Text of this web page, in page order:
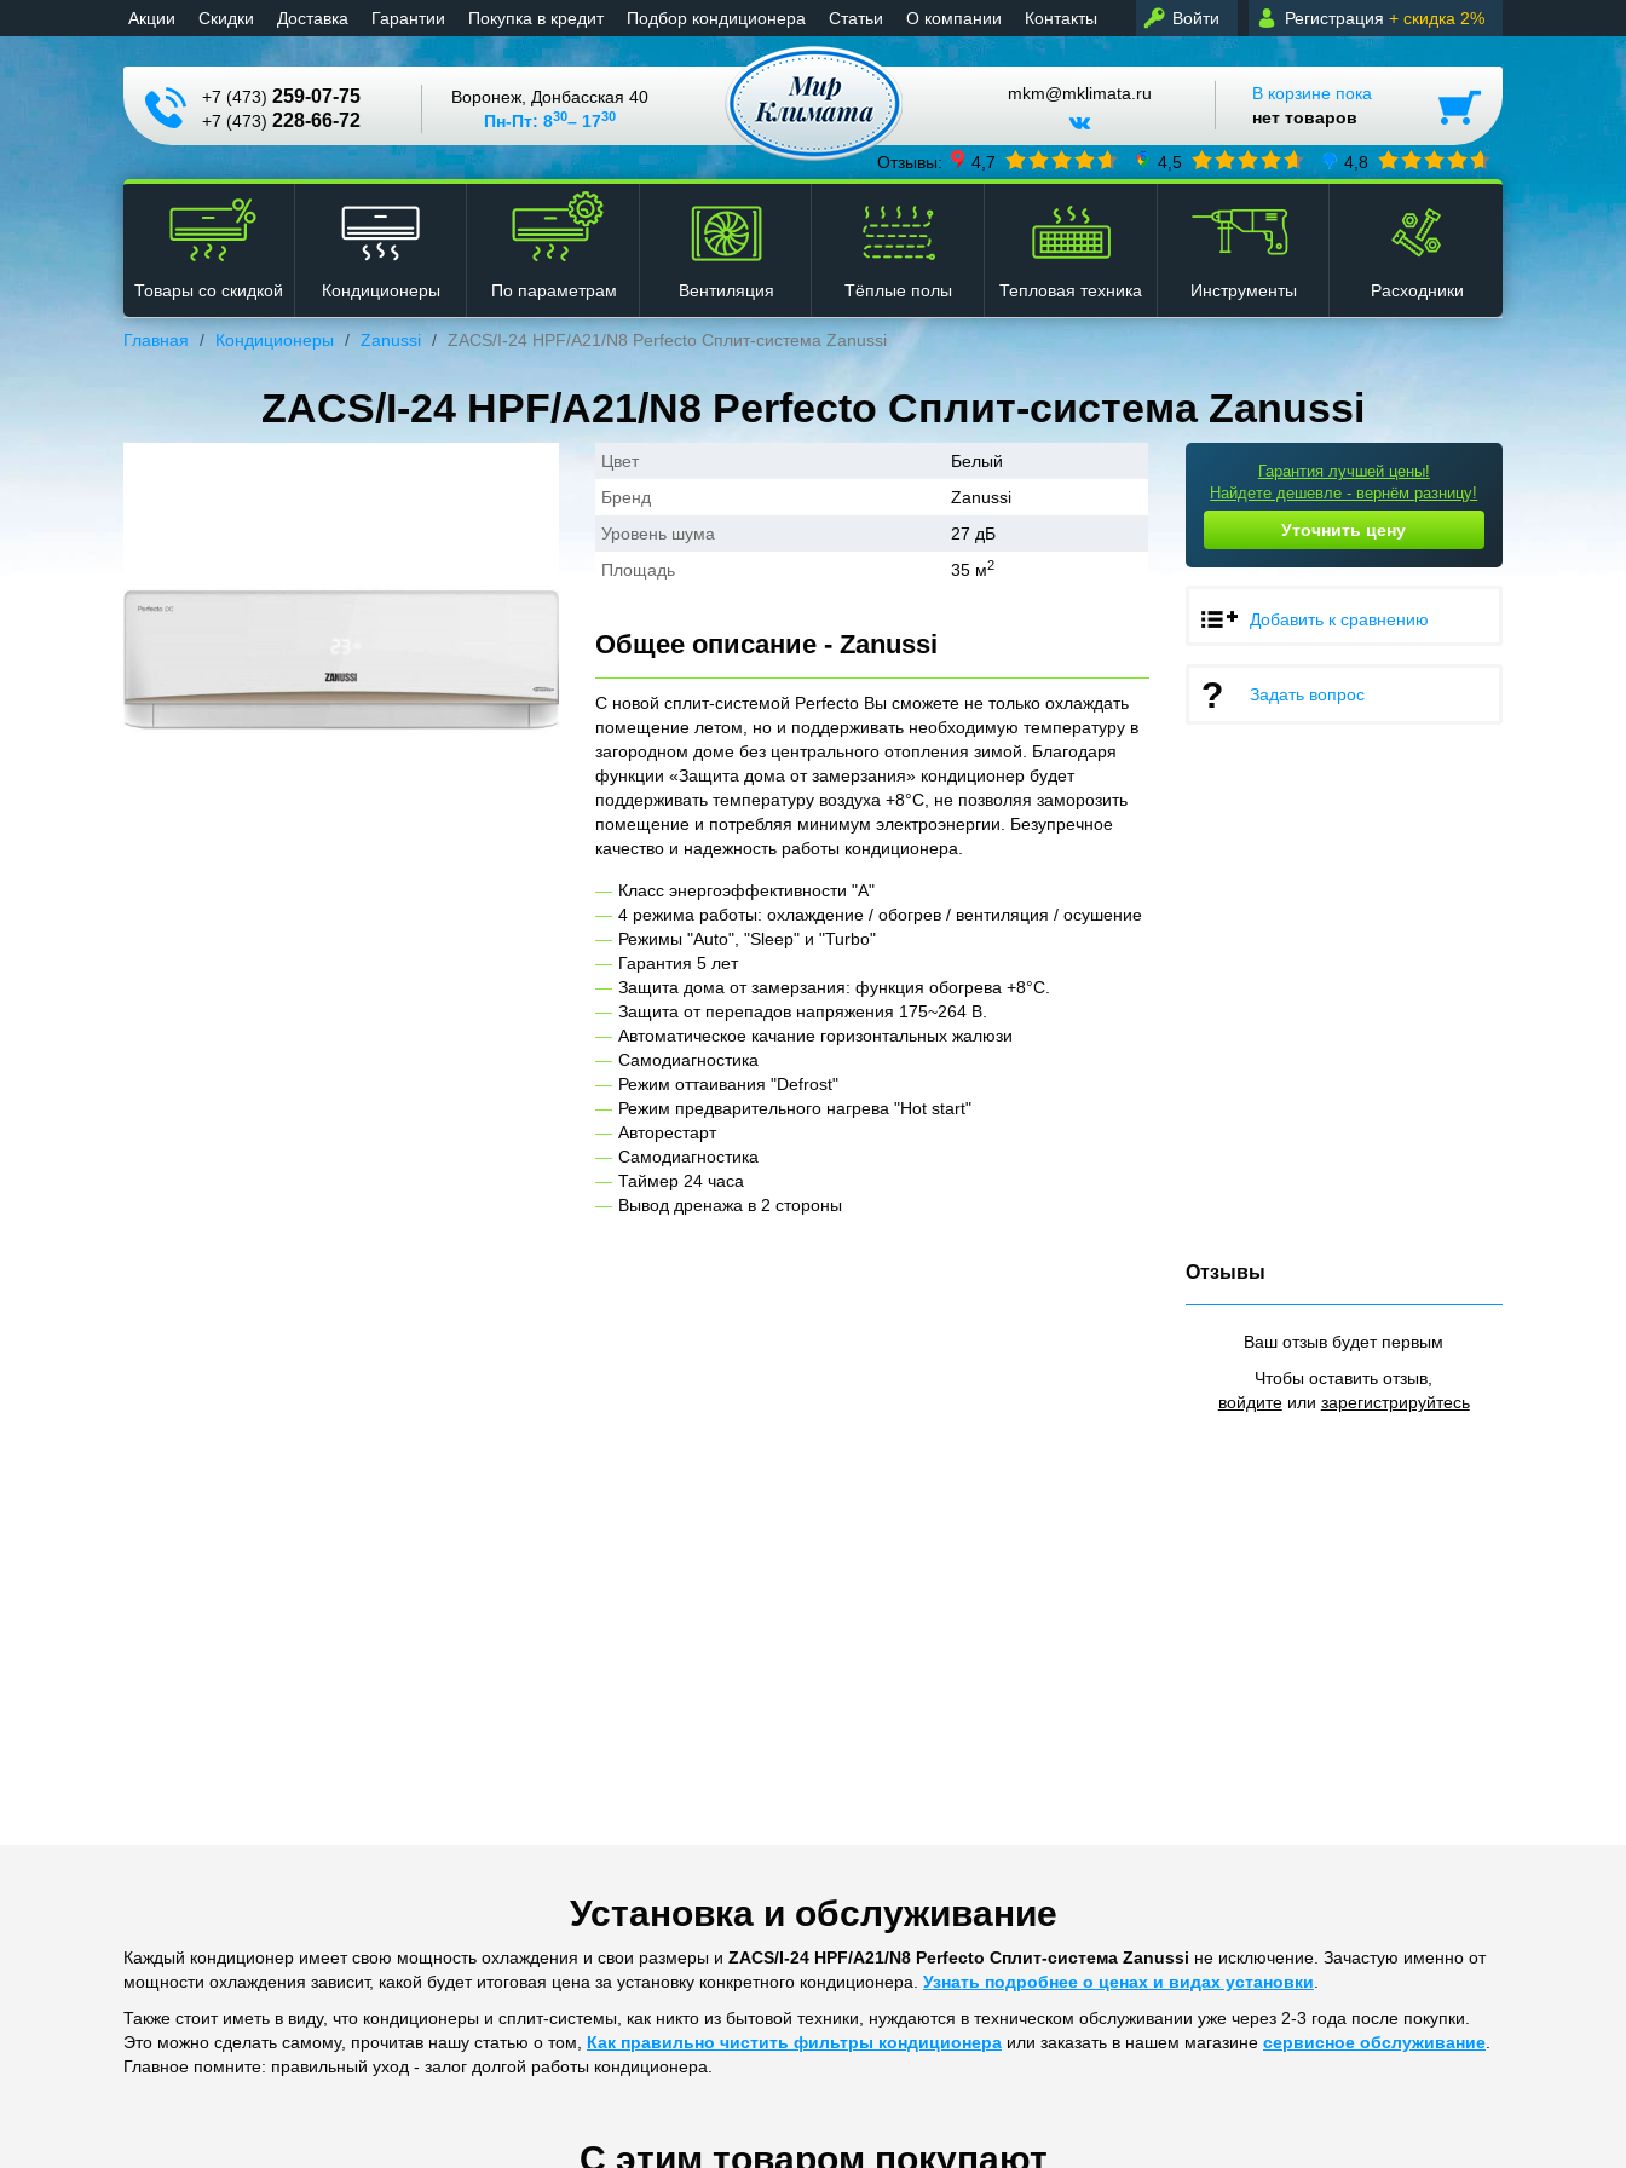
Войти Регистрация + скидка 2%
Aкции Cкидки Доставка Гарантии Покупка в кредит Подбор кондиционера Статьи О компании Контакты
+7 (473) 259-07-75
+7 (473) 228-66-72
Воронеж, Донбасская 40
Пн-Пт: 830– 1730
mkm@mklimata.ru
В корзине пока
нет товаров
Отзывы: 4,7 4,5 4,8
Товары со скидкой Кондиционеры По параметрам Вентиляция Тёплые полы Тепловая техника Инструменты Расходники
Главная Кондиционеры Zanussi ZACS/I-24 HPF/A21/N8 Perfecto Сплит-система Zanussi
ZACS/I-24 HPF/A21/N8 Perfecto Сплит-система Zanussi
Гарантия лучшей цены!
Найдете дешевле - вернём разницу!
Уточнить цену
Добавить к сравнению
Задать вопрос
Цвет
Белый
Бренд
Zanussi
Уровень шума
27 дБ
Площадь
35 м2
Общее описание - Zanussi
С новой сплит-системой Perfecto Вы сможете не только охлаждать
помещение летом, но и поддерживать необходимую температуру в
загородном доме без центрального отопления зимой. Благодаря
функции «Защита дома от замерзания» кондиционер будет
поддерживать температуру воздуха +8°С, не позволяя заморозить
помещение и потребляя минимум электроэнергии. Безупречное
качество и надежность работы кондиционера.
Класс энергоэффективности "A"
4 режима работы: охлаждение / обогрев / вентиляция / осушение
Режимы "Auto", "Sleep" и "Turbo"
Гарантия 5 лет
Защита дома от замерзания: функция обогрева +8°C.
Защита от перепадов напряжения 175~264 В.
Автоматическое качание горизонтальных жалюзи
Самодиагностика
Режим оттаивания "Defrost"
Режим предварительного нагрева "Hot start"
Авторестарт
Самодиагностика
Таймер 24 часа
Вывод дренажа в 2 стороны
Отзывы
Ваш отзыв будет первым
Чтобы оставить отзыв,
войдитеили зарегистрируйтесь
Установка и обслуживание
Каждый кондиционер имеет свою мощность охлаждения и свои размеры и ZACS/I-24 HPF/A21/N8 Perfecto Сплит-система Zanussi не исключение. Зачастую именно от
мощности охлаждения зависит, какой будет итоговая цена за установку конкретного кондиционера. Узнать подробнее о ценах и видах установки
Также стоит иметь в виду, что кондиционеры и сплит-системы, как никто из бытовой техники, нуждаются в техническом обслуживании уже через 2-3 года после покупки.
Это можно сделать самому, прочитав нашу статью о том, Как правильно чистить фильтры кондиционера или заказать в нашем магазине сервисное обслуживание
Главное помните: правильный уход - залог долгой работы кондиционера.
С этим товаром покупают